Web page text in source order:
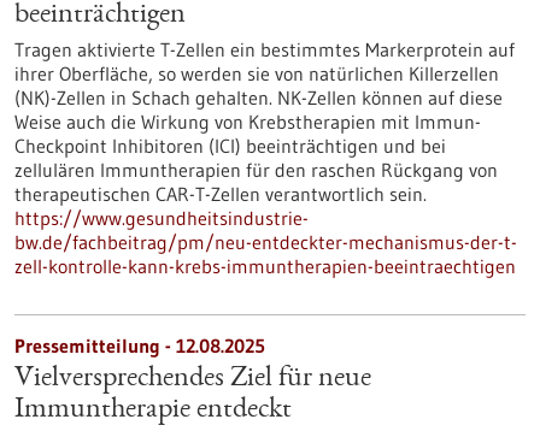
beeinträchtigen
Tragen aktivierte T-Zellen ein bestimmtes Markerprotein auf
ihrer Oberfläche, so werden sie von natürlichen Killerzellen
(NK)-Zellen in Schach gehalten. NK-Zellen können auf diese
Weise auch die Wirkung von Krebstherapien mit Immun-
Checkpoint Inhibitoren (ICI) beeinträchtigen und bei
zellulären Immuntherapien für den raschen Rückgang von
therapeutischen CAR-T-Zellen verantwortlich sein.
https://www.gesundheitsindustrie-
bw.de/fachbeitrag/pm/neu-entdeckter-mechanismus-der-t-
zell-kontrolle-kann-krebs-immuntherapien-beeintraechtigen
Pressemitteilung - 12.08.2025
Vielversprechendes Ziel für neue
Immuntherapie entdeckt